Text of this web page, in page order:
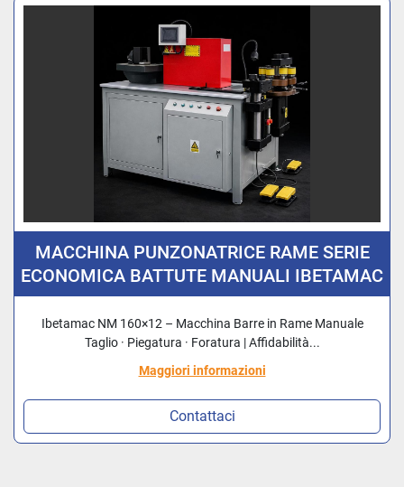
MACCHINA PUNZONATRICE RAME SERIE
ECONOMICA BATTUTE MANUALI IBETAMAC
NM 160 M SEZIONE BARRE 160X12
Ibetamac NM 160×12 – Macchina Barre in Rame Manuale
Taglio · Piegatura · Foratura | Affidabilità...
Maggiori informazioni
Contattaci